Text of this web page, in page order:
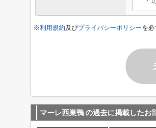
※利用規約及びプライバシーポリシーを
マーレ西巣鴨の過去に掲載したお